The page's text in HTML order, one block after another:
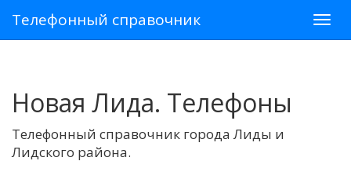
Телефонный справочник
Новая Лида. Телефоны
Телефонный справочник города Лиды и
Лидского района.